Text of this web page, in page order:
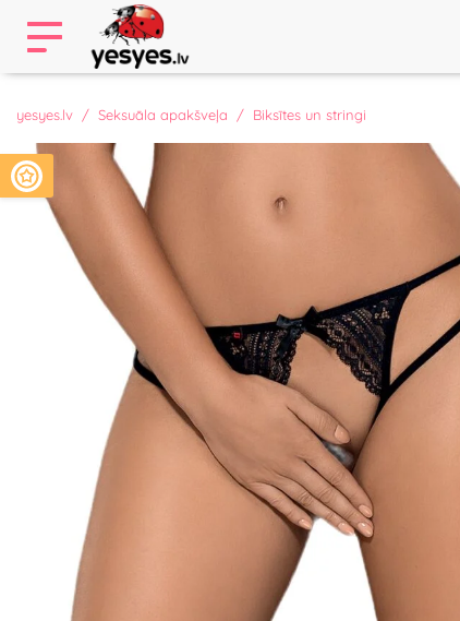
yesyes.lv Seksuāla apakšveļa Biksītes un stringi